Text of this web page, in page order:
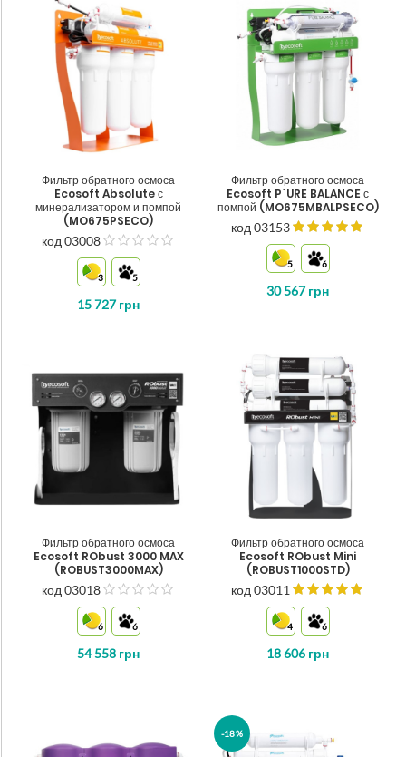
Фильтр обратного осмоса
Ecosoft Absolute с
минерализатором и помпой
(MO675PSECO)
код 03008
3 5
15 727грн
Фильтр обратного осмоса
Ecosoft P`URE BALANCE с
помпой (MO675MBALPSECO)
код 03153
5 6
30 567грн
Фильтр обратного осмоса
Ecosoft RObust 3000 MAX
(ROBUST3000MAX)
код 03018
6 6
54 558 грн
Фильтр обратного осмоса
Ecosoft RObust Mini
(ROBUST1000STD)
код 03011
4 6
18 606 грн
-18%